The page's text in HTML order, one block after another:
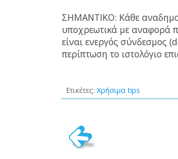
ΣΗΜΑΝΤΙΚΟ: Κάθε
υποχρεωτικά με αναφορά
είναι ενεργός σύνδεσμος
περίπτωση το ιστολόγιο
Ετικέτες: Χρήσιμα tips